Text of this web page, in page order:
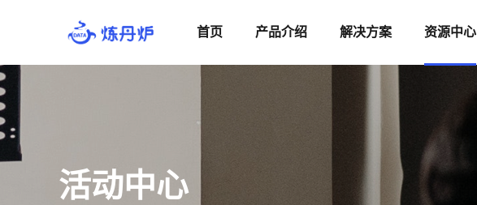
首页 产品介绍 解决方案 资源中心
活动中心